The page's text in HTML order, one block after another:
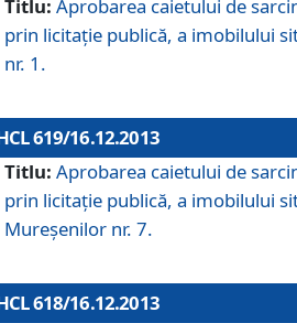
Titlu: Aprobarea caietului de
prin licitaţie publică, a imobilului
nr. 1.
619/16.12.2013
Titlu: Aprobarea caietului de
prin licitaţie publică, a imobilului
Mureşenilor nr. 7.
618/16.12.2013